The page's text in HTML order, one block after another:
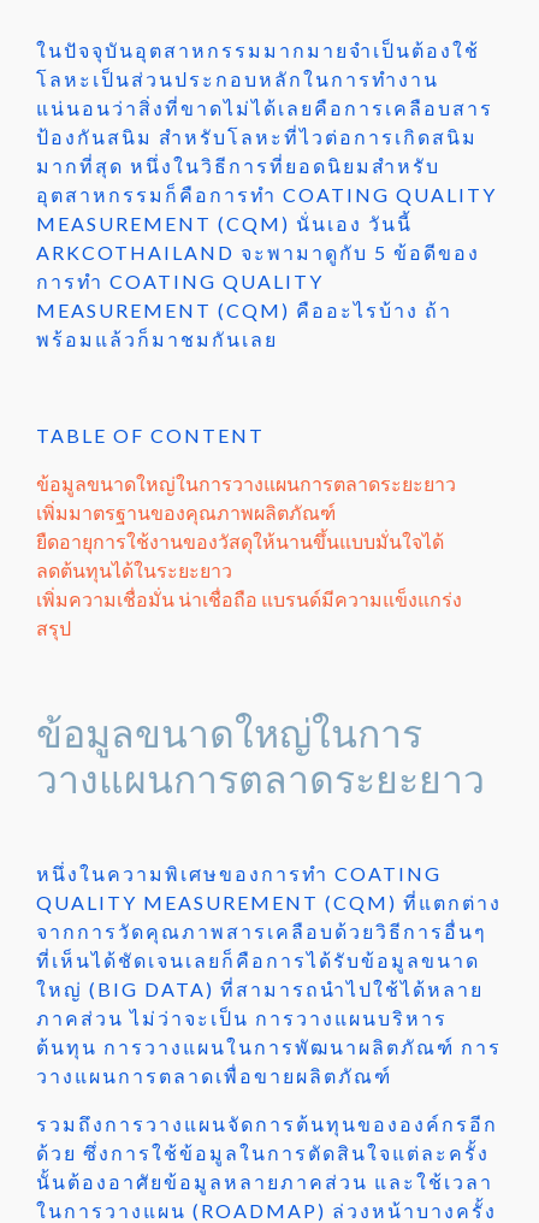
ในปัจจุบันอุตสาหกรรมมากมายจำเป็นต้องใช้
โลหะเป็นส่วนประกอบหลักในการทำงาน
แน่นอนว่าสิ่งที่ขาดไม่ได้เลยคือการเคลือบสาร
ป้องกันสนิม สำหรับโลหะที่ไวต่อการเกิดสนิม
มากที่สุด หนึ่งในวิธีการที่ยอดนิยมสำหรับ
อุตสาหกรรมก็คือการทำ COATING QUALITY
MEASUREMENT (CQM) นั่นเอง วันนี้
ARKCOTHAILAND จะพามาดูกับ 5 ข้อดีของ
การทำ COATING QUALITY
MEASUREMENT (CQM) คืออะไรบ้าง ถ้า
พร้อมแล้วก็มาชมกันเลย
TABLE OF CONTENT
ข้อมูลขนาดใหญ่ในการวางแผนการตลาดระยะยาว
เพิ่มมาตรฐานของคุณภาพผลิตภัณฑ์
ยืดอายุการใช้งานของวัสดุให้นานขึ้นแบบมั่นใจได้
ลดต้นทุนได้ในระยะยาว
เพิ่มความเชื่อมั่น น่าเชื่อถือ แบรนด์มีความแข็งแกร่ง
สรุป
ข้อมูลขนาดใหญ่ในการ
วางแผนการตลาดระยะยาว
หนึ่งในความพิเศษของการทำ COATING
QUALITY MEASUREMENT (CQM) ที่แตกต่าง
จากการวัดคุณภาพสารเคลือบด้วยวิธีการอื่นๆ
ที่เห็นได้ชัดเจนเลยก็คือการได้รับข้อมูลขนาด
ใหญ่ (BIG DATA) ที่สามารถนำไปใช้ได้หลาย
ภาคส่วน ไม่ว่าจะเป็น การวางแผนบริหาร
ต้นทุน การวางแผนในการพัฒนาผลิตภัณฑ์ การ
วางแผนการตลาดเพื่อขายผลิตภัณฑ์
รวมถึงการวางแผนจัดการต้นทุนขององค์กรอีก
ด้วย ซึ่งการใช้ข้อมูลในการตัดสินใจแต่ละครั้ง
นั้นต้องอาศัยข้อมูลหลายภาคส่วน และใช้เวลา
ในการวางแผน (ROADMAP) ล่วงหน้าบางครั้ง